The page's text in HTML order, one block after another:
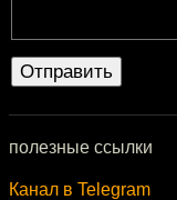
полезные ссылки
Канал в Telegram